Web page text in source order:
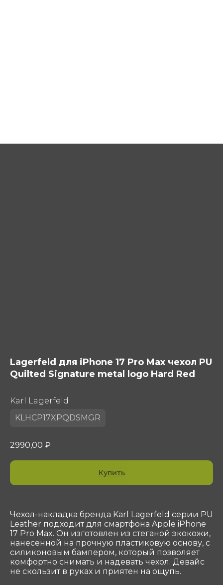
Lagerfeld для iPhone 17 Pro Max чехол PU
Quilted Signature metal logo Hard Red
Karl Lagerfeld
KLHCP17XPQDSMGR
2990,00 ₽
Купить
Чехол-накладка бренда Karl Lagerfeld серии PU
Leather подходит для смартфона Apple iPhone
17 Pro Max. Он изготовлен из стеганой экокожи,
нанесенной на прочную пластиковую основу, с
силиконовым бампером, который позволяет
комфортно снимать и надевать чехол. Девайс
не скользит в руках и приятен на ощупь.
Контакты
shop@sotekom.com
Юр. адрес: 119415, Г.Москва, ПР-КТ
ИНН 7716506908
КПП 772901001
Служба поддержки
Связаться